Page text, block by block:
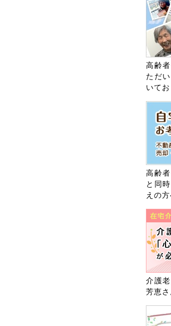
高齢
ただ
いてお
高齢
と同
えの方
介護
芳恵